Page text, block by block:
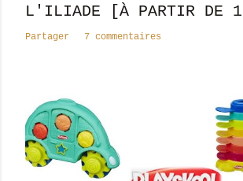
t
i
L'ILIADE [À PARTIR DE
Partager 7 commentaires